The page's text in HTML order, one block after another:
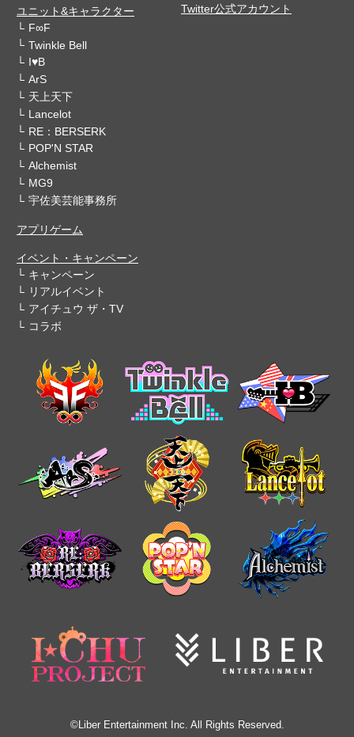
ユニット&キャラクター
F∞F
Twinkle Bell
I♥B
ArS
天上天下
Lancelot
RE：BERSERK
POP'N STAR
Alchemist
MG9
宇佐美芸能事務所
アプリゲーム
イベント・キャンペーン
キャンペーン
リアルイベント
アイチュウ ザ・TV
コラボ
Twitter公式アカウント
©Liber Entertainment Inc. All Rights Reserved.